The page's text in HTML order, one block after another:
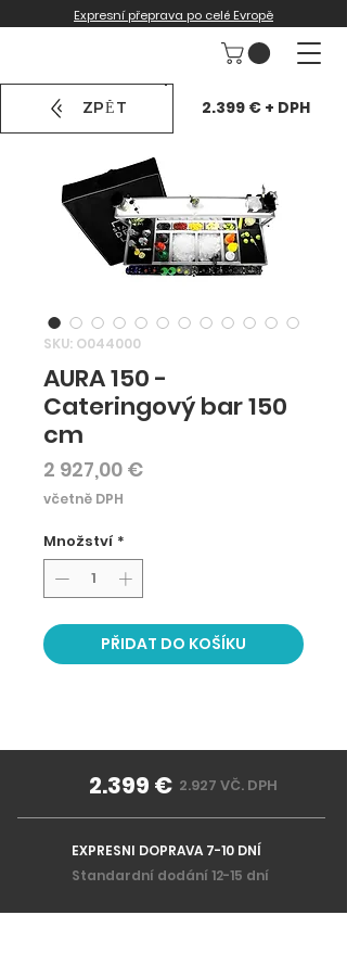
Expresní přeprava po celé Evropě
SKU: O044000
AURA 150 -
Cateringový bar 150
cm
2 927,00 €Cena
včetně DPH
Množství *
PŘIDAT DO KOŠÍKU
ZPĚT 2.399 € + DPH
2.399 € 2.927 VČ. DPH
EXPRESNI DOPRAVA 7-10 DNÍ
Standardní dodání 12-15 dní